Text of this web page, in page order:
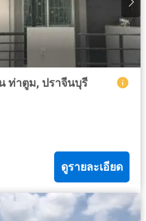
ท่าตูม, ปราจีนบุรี
ดูรายละเอียด